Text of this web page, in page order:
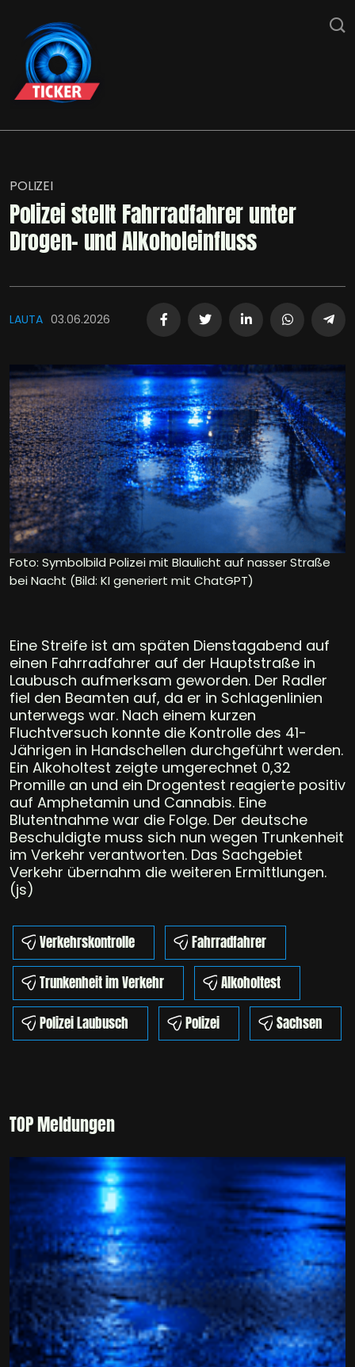
POLIZEI
Polizei stellt Fahrradfahrer unter
Drogen- und Alkoholeinfluss
LAUTA 03.06.2026
Foto: Symbolbild Polizei mit Blaulicht auf nasser Straße
bei Nacht (Bild: KI generiert mit ChatGPT)
Eine Streife ist am späten Dienstagabend auf
einen Fahrradfahrer auf der Hauptstraße in
Laubusch aufmerksam geworden. Der Radler
fiel den Beamten auf, da er in Schlagenlinien
unterwegs war. Nach einem kurzen
Fluchtversuch konnte die Kontrolle des 41-
Jährigen in Handschellen durchgeführt werden.
Ein Alkoholtest zeigte umgerechnet 0,32
Promille an und ein Drogentest reagierte positiv
auf Amphetamin und Cannabis. Eine
Blutentnahme war die Folge. Der deutsche
Beschuldigte muss sich nun wegen Trunkenheit
im Verkehr verantworten. Das Sachgebiet
Verkehr übernahm die weiteren Ermittlungen.
(js)
Verkehrskontrolle
Fahrradfahrer
Trunkenheit im Verkehr
Alkoholtest
Polizei Laubusch
Polizei Sachsen
TOP Meldungen